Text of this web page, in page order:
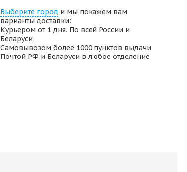
Выберите город и мы покажем вам
варианты доставки:
Курьером от 1 дня. По всей России и
Беларуси
Самовывозом более 1000 пунктов выдачи
Почтой РФ и Беларуси в любое отделение